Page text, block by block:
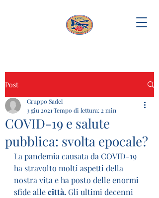
Post
COVID-19 e salute
pubblica: svolta epocale?
Gruppo Sadel
3 giu 2021 Tempo di lettura: 2 min
La pandemia causata da COVID-19
ha stravolto molti aspetti della
nostra vita e ha posto delle enormi
sfide alle città. Gli ultimi decenni